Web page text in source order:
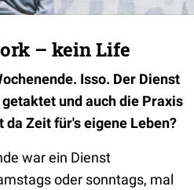
– kein Life
Isso. Der Dienst
und auch die Praxis
Zeit für's eigene Leben?
war ein Dienst
oder sonntags, mal